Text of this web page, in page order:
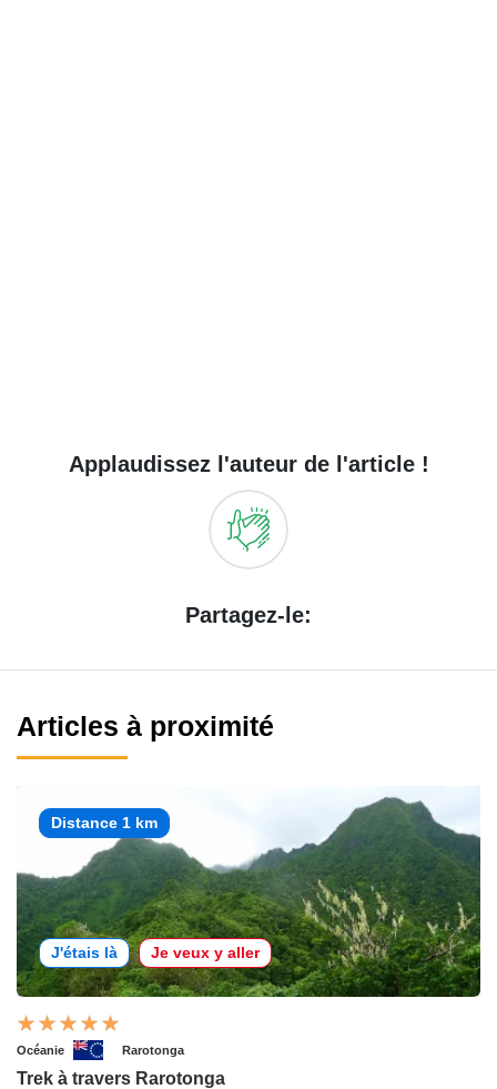
Applaudissez l'auteur de l'article !
Partagez-le:
Articles à proximité
Distance 1 km
J'étais là Je veux y aller
Océanie Rarotonga
Trek à travers Rarotonga